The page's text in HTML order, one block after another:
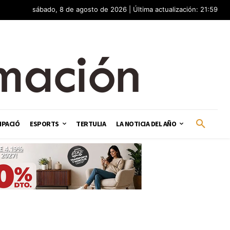
sábado, 8 de agosto de 2026 | Última actualización: 21:59
ESPORTS TERTULIA LA NOTICIA DEL AÑO